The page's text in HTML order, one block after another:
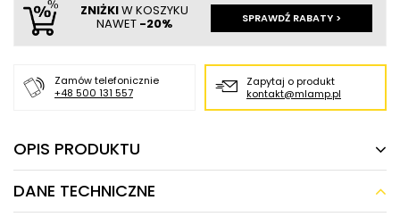
ZNIŻKIW KOSZYKU
NAWET -20% SPRAWDŹ RABATY >
Zamów telefonicznie
+48 500 131 557
Zapytaj o produkt
kontakt@mlamp.pl
OPIS PRODUKTU
LAMPA wisząca BUGA LE41357 Luces Exclusivas
DANE TECHNICZNE